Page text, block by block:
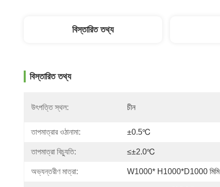
বিস্তারিত তথ্য
বিস্তারিত তথ্য
উৎপত্তি স্থল: চীন
তাপমাত্রার ওঠানামা: ±0.5℃
তাপমাত্রা বিচ্যুতি: ≤±2.0℃
অভ্যন্তরীণ মাত্রা: W1000* H1000*D1000 মিমি